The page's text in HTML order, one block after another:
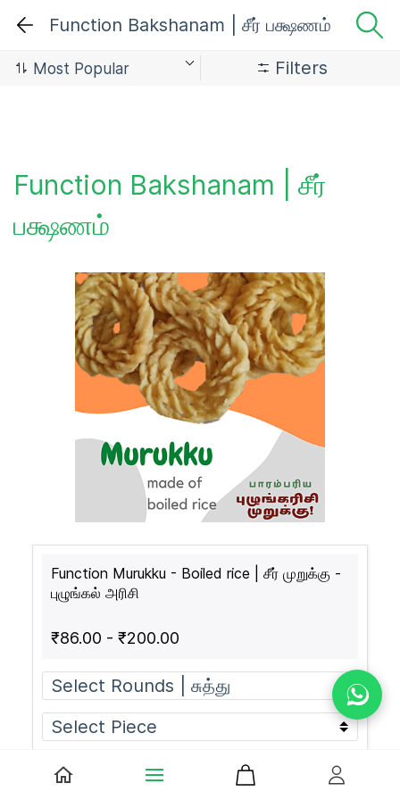
Function Bakshanam | சீர் பக்ஷணம்
Filters
Function Bakshanam | சீர்
பக்ஷணம்
Function Murukku - Boiled rice | சீர் முறுக்கு -
புழுங்கல் அரிசி
₹86.00 - ₹200.00
Add to Cart